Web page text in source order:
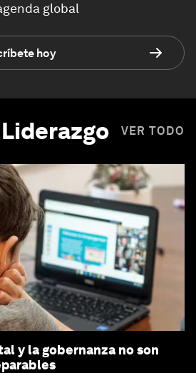
global
hoy
Liderazgo VER TODO
y la gobernanza no son